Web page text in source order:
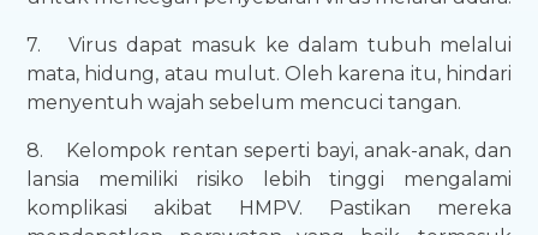
7.
Virus dapat masuk ke dalam tubuh melalui
mata, hidung, atau mulut. Oleh karena itu, hindari
menyentuh wajah sebelum mencuci tangan.
8.
Kelompok rentan seperti bayi, anak-anak, dan
lansia memiliki risiko lebih tinggi mengalami
komplikasi akibat HMPV. Pastikan mereka